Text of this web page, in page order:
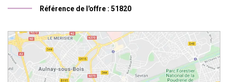
Référence de l'offre : 51820